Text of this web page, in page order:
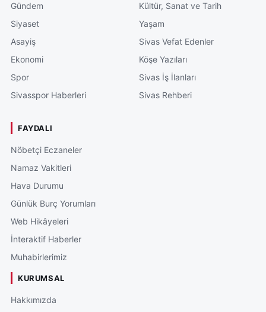
Gündem
Siyaset
Asayiş
Ekonomi
Spor
Sivasspor Haberleri
Kültür, Sanat ve Tarih
Yaşam
Sivas Vefat Edenler
Köşe Yazıları
Sivas İş İlanları
Sivas Rehberi
FAYDALI
Nöbetçi Eczaneler
Namaz Vakitleri
Hava Durumu
Günlük Burç Yorumları
Web Hikâyeleri
İnteraktif Haberler
Muhabirlerimiz
KURUMSAL
Hakkımızda